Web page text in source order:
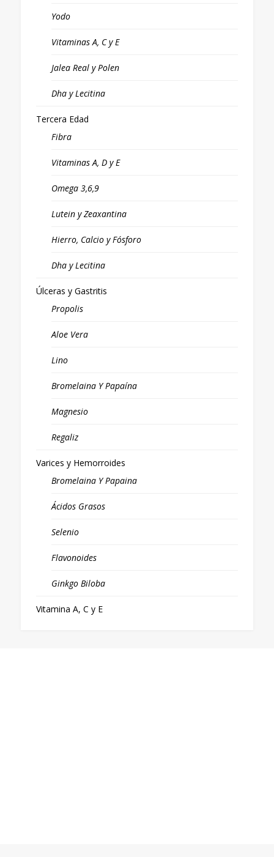
Yodo
Vitaminas A, C y E
Jalea Real y Polen
Dha y Lecitina
Tercera Edad
Fibra
Vitaminas A, D y E
Omega 3,6,9
Lutein y Zeaxantina
Hierro, Calcio y Fósforo
Dha y Lecitina
Úlceras y Gastritis
Propolis
Aloe Vera
Lino
Bromelaina Y Papaína
Magnesio
Regaliz
Varices y Hemorroides
Bromelaina Y Papaina
Ácidos Grasos
Selenio
Flavonoides
Ginkgo Biloba
Vitamina A, C y E